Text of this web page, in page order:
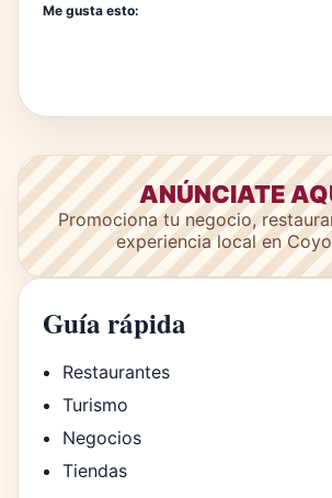
Me gusta esto:
ANÚNCIATE
Promociona tu negocio,
experiencia local en
Guía rápida
Restaurantes
Turismo
Negocios
Tiendas